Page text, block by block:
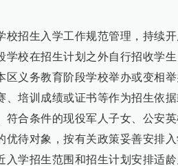
校招生入学工作规范管理，持续
学校在招生计划之外自行招收学
区义务教育阶段学校举办或变相
、培训成绩或证书等作为招生依
符合条件的现役军人子女、公安
优待对象，按有关政策妥善安排
入学招生范围和招生计划安排适